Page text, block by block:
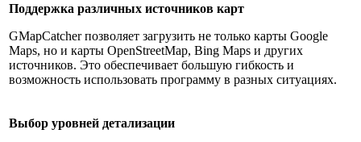
Поддержка различных источников карт
GMapCatcher позволяет загрузить не только карты Google
Maps, но и карты OpenStreetMap, Bing Maps и других
источников. Это обеспечивает большую гибкость и
возможность использовать программу в разных ситуациях.
Выбор уровней детализации